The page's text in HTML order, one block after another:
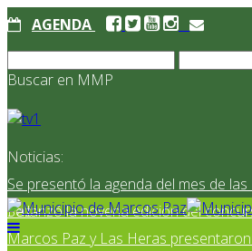
AGENDA
Buscar en MMP
Noticias:
Se presentó la agenda del mes de
Paz
Se lanzó la novena edición del
Marcos Paz y Las Heras